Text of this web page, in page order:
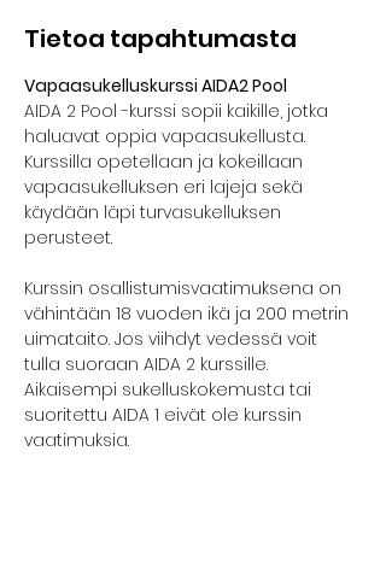
Tietoa tapahtumasta
Vapaasukelluskurssi AIDA2 Pool
AIDA 2 Pool -kurssi sopii kaikille, jotka
haluavat oppia vapaasukellusta.
Kurssilla opetellaan ja kokeillaan
vapaasukelluksen eri lajeja sekä
käydään läpi turvasukelluksen
perusteet.
Kurssin osallistumisvaatimuksena on
vähintään 18 vuoden ikä ja 200 metrin
uimataito. Jos viihdyt vedessä voit
tulla suoraan AIDA 2 kurssille.
Aikaisempi sukelluskokemusta tai
suoritettu AIDA 1 eivät ole kurssin
vaatimuksia.